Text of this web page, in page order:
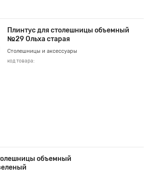
Плинтус для столешницы объемный
№29 Ольха старая
Столешницы и аксессуары
код товара:
объемный